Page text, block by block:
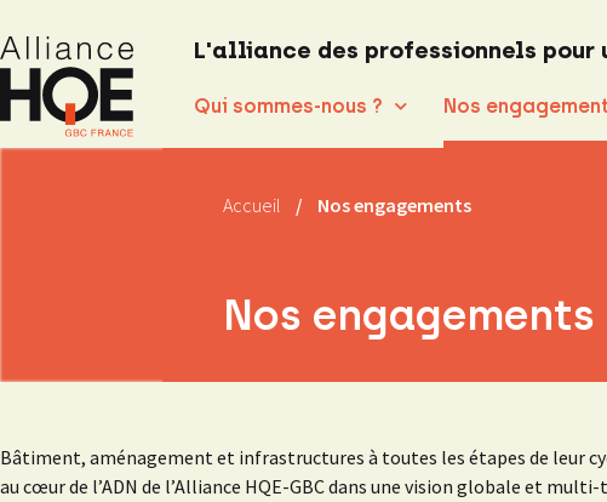
L'alliance des professionnels pour
Qui sommes-nous ? Nos
Accueil / Nos engagements
Nos engagements
Bâtiment, aménagement et infrastructures à toutes les étapes de leur
au cœur de l’ADN de l’Alliance HQE-GBC dans une vision globale et